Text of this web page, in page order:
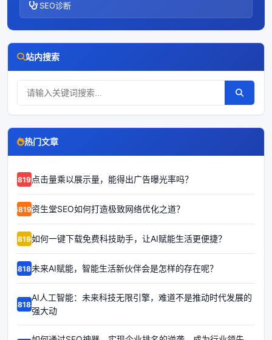
SEO诊断
站内搜索
热门文章
68192点击量乘以展示量，能得出广告曝光率吗？
68191资生堂SEO如何打造极致网络优化之道？
68190如何一键下载免费科技助手，让AI赋能生活更便捷？
68189未来AI赋能，智能生活新伙伴会是怎样的存在呢？
68188
AI人工智能：未来科技无限引擎，难道不是推动时代发展的
强大动